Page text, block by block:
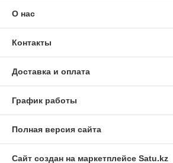
О нас
Контакты
Доставка и оплата
График работы
Полная версия сайта
Сайт создан на маркетплейсе Satu.kz